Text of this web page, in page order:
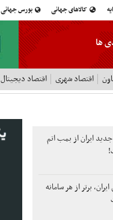
کالاهای جهانی بورس جهانی
ها
اقتصاد شهری اقتصاد دیجیتال
ایران از بمب اتم
برتر از هر سامانه